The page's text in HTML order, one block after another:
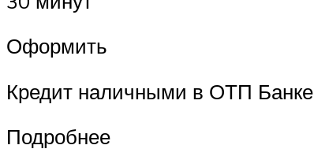
Оформить
Кредит наличными в ОТП Банке
Подробнее